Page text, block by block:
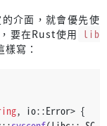
介面，就會優先使
要在Rust使用 lib
寫：
, io::Error> {